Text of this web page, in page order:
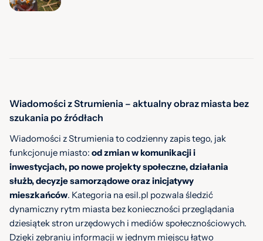
Wiadomości z Strumienia – aktualny obraz miasta bez
szukania po źródłach
Wiadomości z Strumienia to codzienny zapis tego, jak
funkcjonuje miasto: od zmian w komunikacji i
inwestycjach, po nowe projekty społeczne, działania
służb, decyzje samorządowe oraz inicjatywy
mieszkańców. Kategoria na esil.pl pozwala śledzić
dynamiczny rytm miasta bez konieczności przeglądania
dziesiątek stron urzędowych i mediów społecznościowych.
Dzięki zebraniu informacji w jednym miejscu łatwo